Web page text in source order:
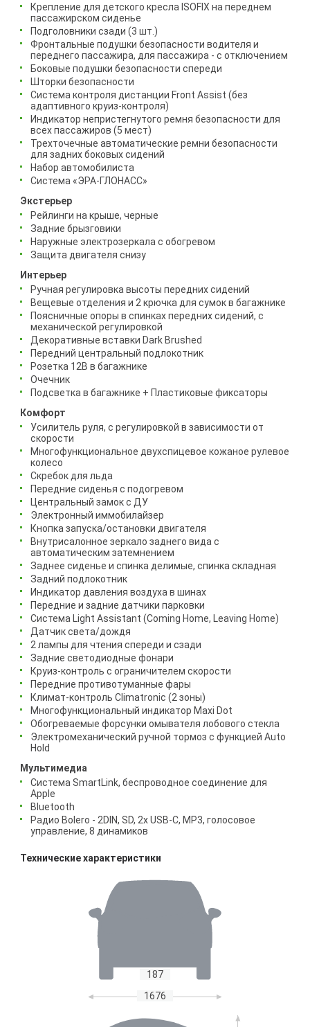
Крепление для детского кресла ISOFIX на переднем
пассажирском сиденье
Подголовники сзади (3 шт.)
Фронтальные подушки безопасности водителя и
переднего пассажира, для пассажира - с отключением
Боковые подушки безопасности спереди
Шторки безопасности
Система контроля дистанции Front Assist (без
адаптивного круиз-контроля)
Индикатор непристегнутого ремня безопасности для
всех пассажиров (5 мест)
Трехточечные автоматические ремни безопасности
для задних боковых сидений
Набор автомобилиста
Система «ЭРА-ГЛОНАСС»
Экстерьер
Рейлинги на крыше, черные
Задние брызговики
Наружные электрозеркала с обогревом
Защита двигателя снизу
Интерьер
Ручная регулировка высоты передних сидений
Вещевые отделения и 2 крючка для сумок в багажнике
Поясничные опоры в спинках передних сидений, с
механической регулировкой
Декоративные вставки Dark Brushed
Передний центральный подлокотник
Розетка 12В в багажнике
Очечник
Подсветка в багажнике + Пластиковые фиксаторы
Комфорт
Усилитель руля, с регулировкой в зависимости от
скорости
Многофункциональное двухспицевое кожаное рулевое
колесо
Скребок для льда
Передние сиденья с подогревом
Центральный замок с ДУ
Электронный иммобилайзер
Кнопка запуска/остановки двигателя
Внутрисалонное зеркало заднего вида с
автоматическим затемнением
Заднее сиденье и спинка делимые, спинка складная
Задний подлокотник
Индикатор давления воздуха в шинах
Передние и задние датчики парковки
Система Light Assistant (Coming Home, Leaving Home)
Датчик света/дождя
2 лампы для чтения спереди и сзади
Задние светодиодные фонари
Круиз-контроль с ограничителем скорости
Передние противотуманные фары
Климат-контроль Climatronic (2 зоны)
Многофункциональный индикатор Maxi Dot
Обогреваемые форсунки омывателя лобового стекла
Электромеханический ручной тормоз с функцией Auto
Hold
Мультимедиа
Система SmartLink, беспроводное соединение для
Apple
Bluetooth
Радио Bolero - 2DIN, SD, 2x USB-C, MP3, голосовое
управление, 8 динамиков
Технические характеристики
187
1676